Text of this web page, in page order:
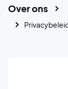
Over ons